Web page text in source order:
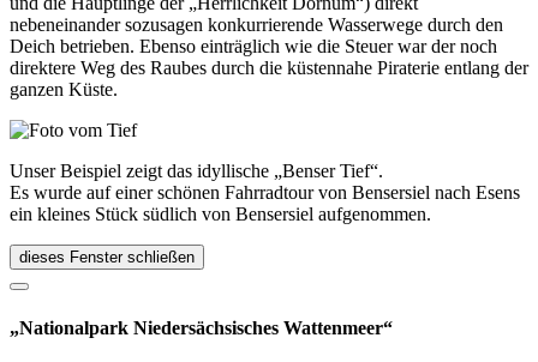
nebeneinander sozusagen konkurrierende Wasserwege durch den
Deich betrieben. Ebenso einträglich wie die Steuer war der noch
direktere Weg des Raubes durch die küstennahe Piraterie entlang der
ganzen Küste.
Unser Beispiel zeigt das idyllische „Benser Tief“.
Es wurde auf einer schönen Fahrradtour von Bensersiel nach Esens
ein kleines Stück südlich von Bensersiel aufgenommen.
dieses Fenster schließen
„Nationalpark Niedersächsisches Wattenmeer“